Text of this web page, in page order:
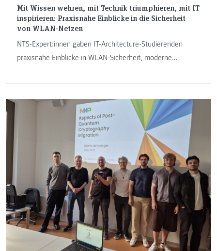
Mit Wissen wehren, mit Technik triumphieren, mit IT
inspirieren: Praxisnahe Einblicke in die Sicherheit
von WLAN-Netzen
NTS-Expert:innen gaben IT-Architecture-Studierenden
praxisnahe Einblicke in WLAN-Sicherheit, moderne